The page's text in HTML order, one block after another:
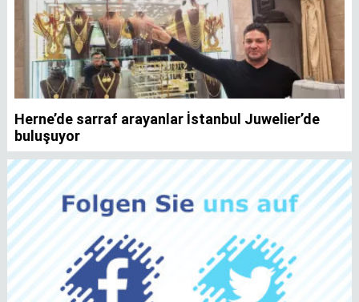
Herne’de sarraf arayanlar İstanbul Juwelier’de
buluşuyor